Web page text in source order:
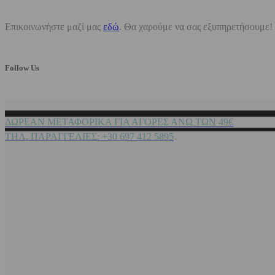
Επικοινωνήστε μαζί μας εδώ. Θα χαρούμε να σας εξυπηρετήσουμε!
Follow Us
ΔΩΡΕΑΝ ΜΕΤΑΦΟΡΙΚΑ ΓΙΑ ΑΓΟΡΕΣ ΑΝΩ ΤΩΝ 49€
ΤΗΛ. ΠΑΡΑΓΓΕΛΙΕΣ: +30 697 412 5895